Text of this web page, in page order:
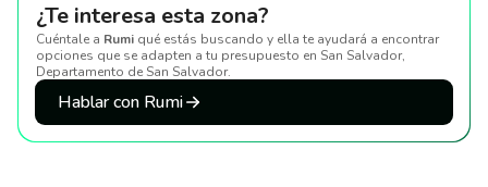
¿Te interesa esta zona?
Cuéntale a Rumi qué estás buscando y ella te ayudará a encontrar
opciones que se adapten a tu presupuesto en San Salvador,
Departamento de San Salvador.
Hablar con Rumi